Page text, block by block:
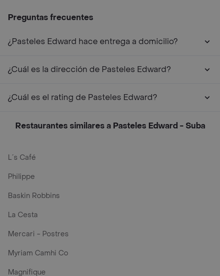
Preguntas frecuentes
¿Pasteles Edward hace entrega a domicilio?
¿Cuál es la dirección de Pasteles Edward?
¿Cuál es el rating de Pasteles Edward?
Restaurantes similares a Pasteles Edward - Suba
L´s Café
Philippe
Baskin Robbins
La Cesta
Mercari - Postres
Myriam Camhi Co
Magnifique